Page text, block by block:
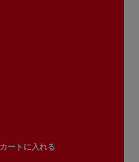
カートに入れる